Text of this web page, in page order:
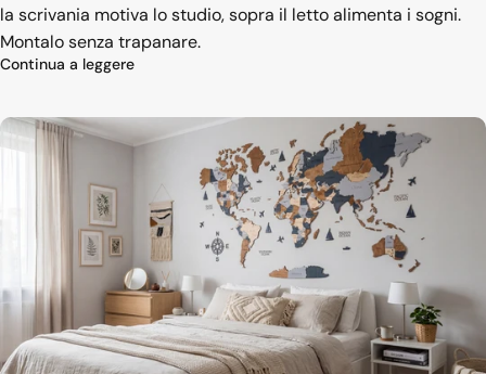
la scrivania motiva lo studio, sopra il letto alimenta i sogni.
Montalo senza trapanare.
Continua a leggeresu Come arredare una camera per adolescenti.